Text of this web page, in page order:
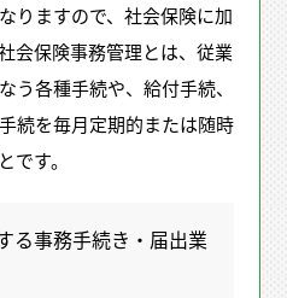
りますので、社会保険に加
会保険事務管理とは、従業
う各種手続や、給付手続、
続を毎月定期的または随時
です。
る事務手続き・届出業